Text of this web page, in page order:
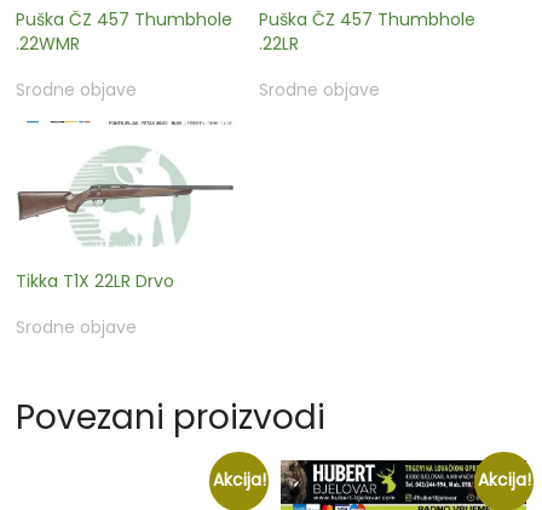
Puška ČZ 457 Thumbhole
.22WMR
Srodne objave
Puška ČZ 457 Thumbhole
.22LR
Srodne objave
Tikka T1X 22LR Drvo
Srodne objave
Povezani proizvodi
Akcija! Akcija!